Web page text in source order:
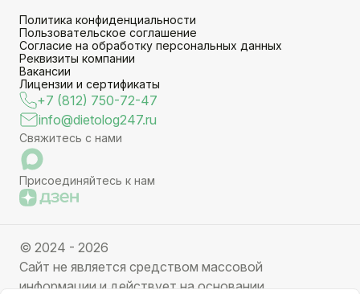
Политика конфиденциальности
Пользовательское соглашение
Согласие на обработку персональных данных
Реквизиты компании
Вакансии
Лицензии и сертификаты
+7 (812) 750-72-47
info@dietolog247.ru
Свяжитесь с нами
Присоединяйтесь к нам
© 2024 - 2026
Сайт не является средством массовой
информации и действует на основании